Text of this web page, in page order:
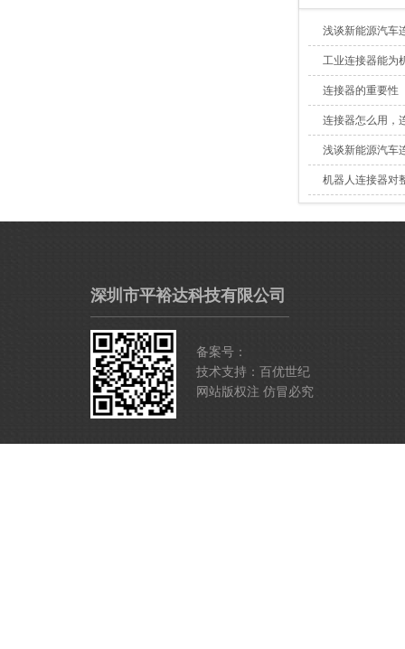
浅谈新能源汽车
工业连接器能为
连接器的重要性
连接器怎么用，
浅谈新能源汽车
机器人连接器对
深圳市平裕达科技有限公司
备案号：
技术支持：百优世纪
网站版权注 仿冒必究